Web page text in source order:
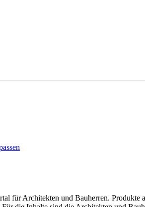
für Architekten und Bauherren.